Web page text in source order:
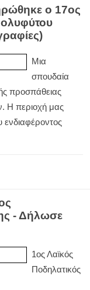
ο 17ος
Μια
σπουδαία
προσπάθειας
Η περιοχή μας
ενδιαφέροντος
- Δήλωσε
1ος Λαϊκός
Ποδηλατικός